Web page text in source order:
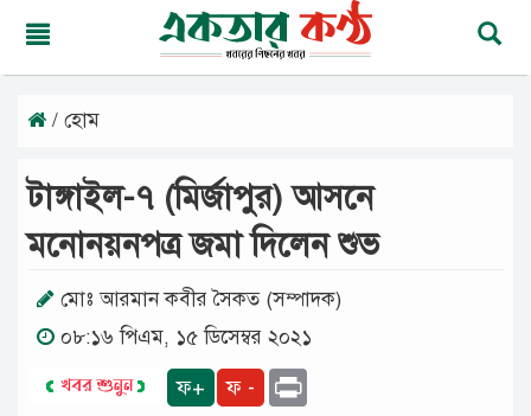
রবিবার,
অগাস্ট
২০২৬
শ্রাবণ
বঙ্গাব্দ
মূলপাতা
জাতীয়
/ হোম
টাঙ্গাইল-৭ (মির্জাপুর) আসনে
মনোনয়নপত্র জমা দিলেন শুভ
মোঃ আরমান কবীর সৈকত (সম্পাদক)
০৮:১৬ পিএম, ১৫ ডিসেম্বর ২০২১
ফ+ ফ -